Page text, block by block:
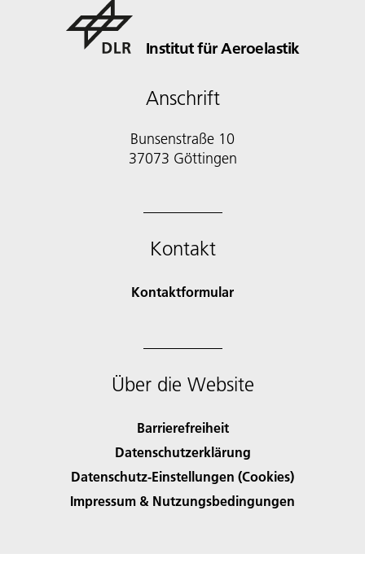
Institut für Aeroelastik
Anschrift
Bunsenstraße 10
37073 Göttingen
Kontakt
Kontaktformular
Über die Website
Barrierefreiheit
Datenschutzerklärung
Datenschutz-Einstellungen (Cookies)
Impressum & Nutzungsbedingungen